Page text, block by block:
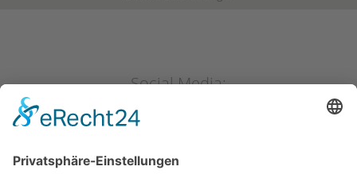
Social Media: